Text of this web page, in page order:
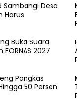
Sambangi Desa
Harus
Buka Suara
2027
Pangkas
50 Persen